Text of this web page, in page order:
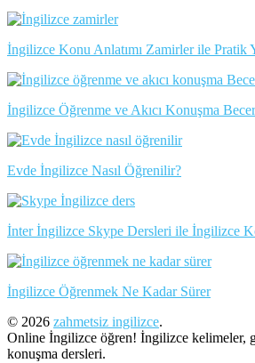
İngilizce Konu Anlatımı Zamirler ile Pratik
İngilizce Öğrenme ve Akıcı Konuşma
Evde İngilizce Nasıl Öğrenilir?
İnter İngilizce Skype Dersleri ile İngilizce
İngilizce Öğrenmek Ne Kadar Sürer
© 2026 zahmetsiz ingilizce.
Online İngilizce öğren! İngilizce kelimeler,
konuşma dersleri.